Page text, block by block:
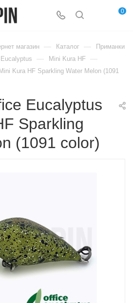
0
магазин — Каталог — Приманки
— Mini Kura HF —
Kura HF Sparkling Water Melon (1091
Eucalyptus
Sparkling
(1091 color)